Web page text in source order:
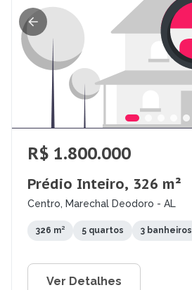
R$ 1.800.000
Prédio Inteiro, 326 m²
Centro, Marechal Deodoro - AL
326 m² 5 quartos 3 banheiros
Ver Detalhes